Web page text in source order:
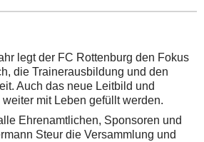
legt der FC Rottenburg den Fokus
die Trainerausbildung und den
Auch das neue Leitbild und
mit Leben gefüllt werden.
Ehrenamtlichen, Sponsoren und
Steur die Versammlung und